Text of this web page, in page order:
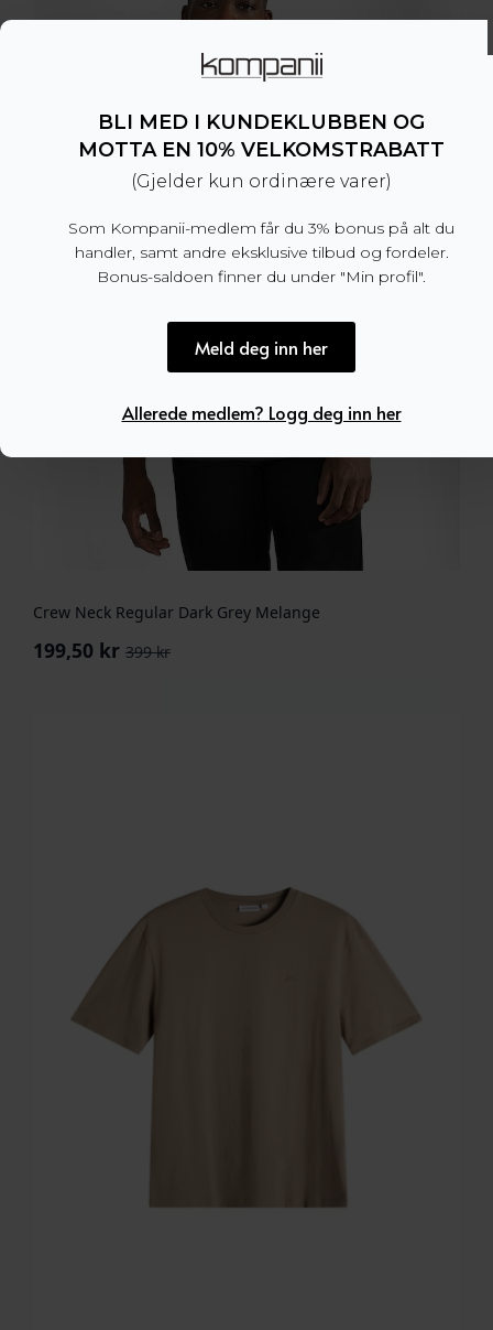
Crew Neck Regular Dark Grey Melange
399kr
Opprinnelig
199,50 kr
Nåværende
BLI MED I KUNDEKLUBBEN OG
MOTTA EN 10% VELKOMSTRABATT
(Gjelder kun ordinære varer)
Som Kompanii-medlem får du 3% bonus på alt du
handler, samt andre eksklusive tilbud og fordeler.
Bonus-saldoen finner du under "Min profil".
Meld deg inn her
Allerede medlem? Logg deg inn her